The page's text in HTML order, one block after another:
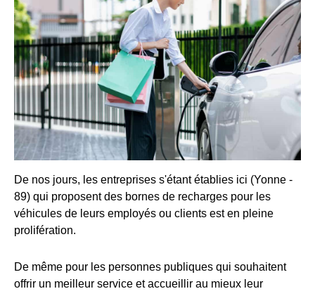
De nos jours, les entreprises s'étant établies ici (Yonne -
89) qui proposent des bornes de recharges pour les
véhicules de leurs employés ou clients est en pleine
prolifération.
De même pour les personnes publiques qui souhaitent
offrir un meilleur service et accueillir au mieux leur